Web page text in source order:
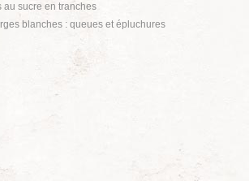
au sucre en tranches
blanches : queues et épluchures